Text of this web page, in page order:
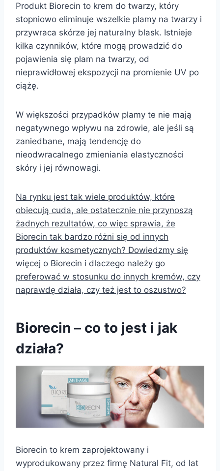
Produkt Biorecin to krem do twarzy, który
stopniowo eliminuje wszelkie plamy na twarzy i
przywraca skórze jej naturalny blask. Istnieje
kilka czynników, które mogą prowadzić do
pojawienia się plam na twarzy, od
nieprawidłowej ekspozycji na promienie UV po
ciążę.
W większości przypadków plamy te nie mają
negatywnego wpływu na zdrowie, ale jeśli są
zaniedbane, mają tendencję do
nieodwracalnego zmieniania elastyczności
skóry i jej równowagi.
Na rynku jest tak wiele produktów, które
obiecują cuda, ale ostatecznie nie przynoszą
żadnych rezultatów, co więc sprawia, że
Biorecin tak bardzo różni się od innych
produktów kosmetycznych? Dowiedzmy się
więcej o Biorecin i dlaczego należy go
preferować w stosunku do innych kremów, czy
naprawdę działa, czy też jest to oszustwo?
Biorecin – co to jest i jak
działa?
Biorecin to krem zaprojektowany i
wyprodukowany przez firmę Natural Fit, od lat